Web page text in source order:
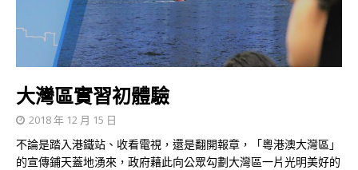
大灣區實習初體驗
2018 年 12 月 15 日
不論是踏入港鐵站、收看電視，還是翻開報章，「粵港澳大灣區」
的宣傳鋪天蓋地湧來，政府藉此向公眾勾劃大灣區一片光明美好的